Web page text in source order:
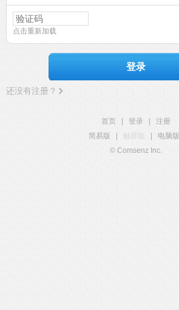
点击重新加载
登录
还没有注册？
首页 登录
注册
简易版
触屏版 电脑版
© Comsenz Inc.